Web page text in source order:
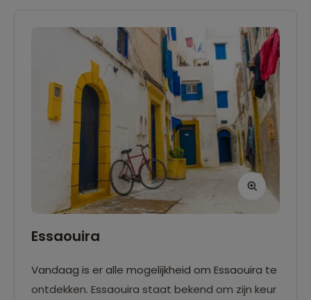
Essaouira
Vandaag is er alle mogelijkheid om Essaouira te
ontdekken. Essaouira staat bekend om zijn keur